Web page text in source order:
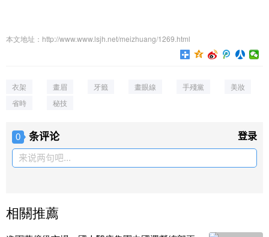
本文地址：http://www.www.lsjh.net/meizhuang/1269.html
衣架 畫眉 牙籤 畫眼線 手殘黨
美妝
省時
秘技
0 条评论 登录
来说两句吧...
相關推薦